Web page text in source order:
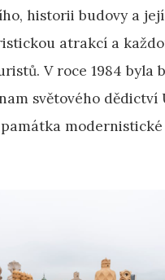
historii budovy a
atrakcí a
V roce 1984 byla
světového dědictví
modernistické